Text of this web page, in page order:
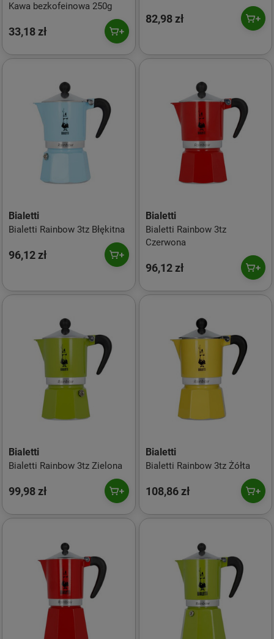
Kawa bezkofeinowa 250g
33,18 zł
82,98 zł
Bialetti
Bialetti Rainbow 3tz Błękitna
96,12 zł
Bialetti
Bialetti Rainbow 3tz
Czerwona
96,12 zł
Bialetti
Bialetti Rainbow 3tz Zielona
99,98 zł
Bialetti
Bialetti Rainbow 3tz Żółta
108,86 zł